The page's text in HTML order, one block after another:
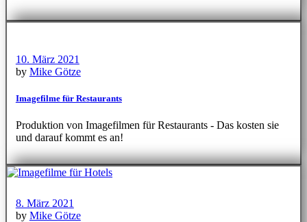
10. März 2021
by Mike Götze
Imagefilme für Restaurants
Produktion von Imagefilmen für Restaurants - Das kosten sie
und darauf kommt es an!
8. März 2021
by Mike Götze